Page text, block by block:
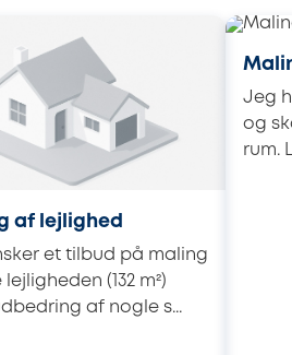
af lejlighed
et tilbud på maling
(132 m²)
af nogle s...
Jeg
og
rum.